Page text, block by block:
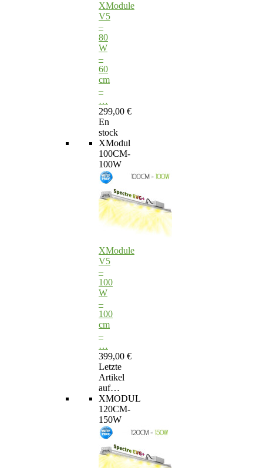
XModule
V5
–
80
W
–
60
cm
–
…
299,00 €
En
stock
XModul
100CM-
100W
XModule
V5
–
100
W
–
100
cm
–
…
399,00 €
Letzte
Artikel
auf…
XMODUL
120CM-
150W